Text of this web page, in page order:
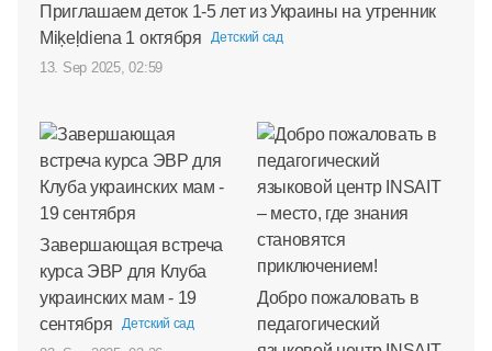
Приглашаем деток 1-5 лет из Украины на утренник
Miķeļdiena 1 октября
Детский сад
13. Sep 2025, 02:59
Завершающая встреча
курса ЭВР для Клуба
украинских мам - 19
сентября
Детский сад
Добро пожаловать в
педагогический